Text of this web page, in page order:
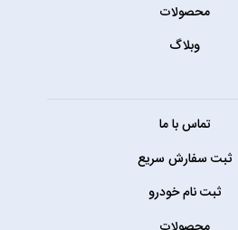
محصولات
وبلاگ
تماس با ما
ثبت سفارش سریع
ثبت نام خودرو